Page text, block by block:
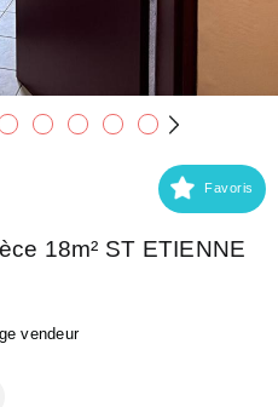
Favoris
18m² ST ETIENNE
vendeur